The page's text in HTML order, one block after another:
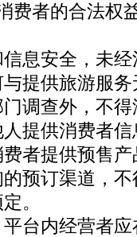
费者的合法权
信息安全，未
提供旅游服
调查外，不
提供消费者信
费者提供预售
预订渠道，
。
台内经营者